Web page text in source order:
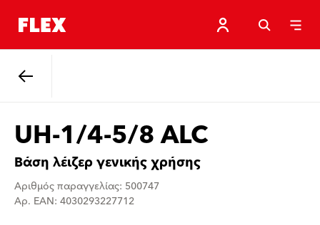
UH-1/4-5/8 ALC
Βάση λέιζερ γενικής χρήσης
Αριθμός παραγγελίας: 500747
Αρ. EAN: 4030293227712